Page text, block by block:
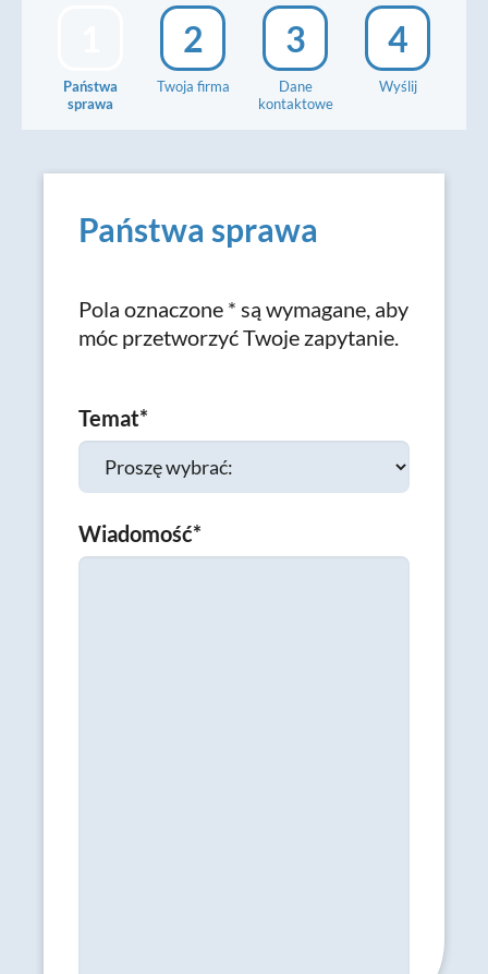
Państwa
sprawa
2
Twoja firma
3
Dane
kontaktowe
4
Wyślij
Państwa sprawa
Pola oznaczone * są wymagane, aby
móc przetworzyć Twoje zapytanie.
Temat*
Wiadomość*